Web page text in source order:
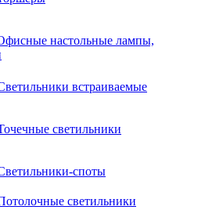
настольные лампы,
встраиваемые
светильники
споты
светильники